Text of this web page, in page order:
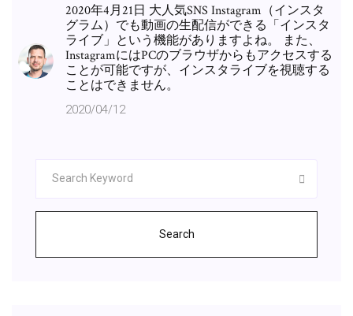
2020年4月21日 大人気SNS Instagram（インスタ
グラム）でも動画の生配信ができる「インスタ
ライブ」という機能がありますよね。 また、
InstagramにはPCのブラウザからもアクセスする
ことが可能ですが、インスタライブを視聴する
ことはできません。
2020/04/12
Search